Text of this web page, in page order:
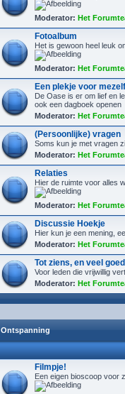
Moderator: Het
Fotoalbum
Het is gewoon heel leuk
Moderator: Het
Een plekje voor mezelf
De Oase is er om lief en
ook een dagboek openen
Moderator: Het
(Persoonlijke) vragen
Soms kun je met vragen
Moderator: Het
Relaties
Hier de ruimte voor alles
Moderator: Het
Discussie Hoekje
Hier kun je een mening,
Moderator: Het
Tot ziens, en veel
Voor leden die vrijwillig
Moderator: Het
Ontspanning
Filmpje!
Een eigen bioscoop voor